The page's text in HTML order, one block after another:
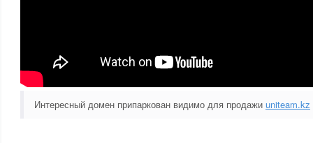
Интересный домен припаркован видимо для продажи uniteam.kz